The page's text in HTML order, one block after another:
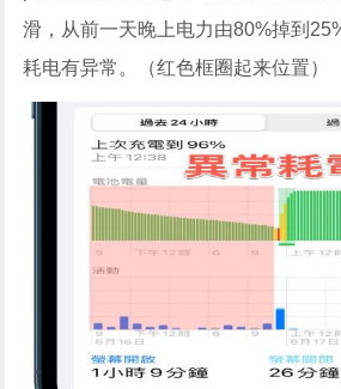
滑，从前一天晚上电力由80%掉到
耗电有异常。（红色框圈起来位置）